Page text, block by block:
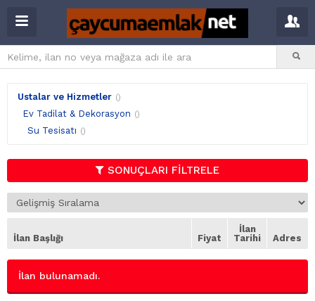
Ustalar ve Hizmetler ()
Ev Tadilat & Dekorasyon ()
Su Tesisatı ()
SONUÇLARI FİLTRELE
İlan Başlığı Fiyat
İlan
Tarihi
Adres
İlan bulunamadı.